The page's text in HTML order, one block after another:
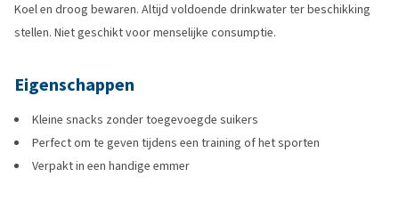
Koel en droog bewaren. Altijd voldoende drinkwater ter beschikking
stellen. Niet geschikt voor menselijke consumptie.
Eigenschappen
Kleine snacks zonder toegevoegde suikers
Perfect om te geven tijdens een training of het sporten
Verpakt in een handige emmer